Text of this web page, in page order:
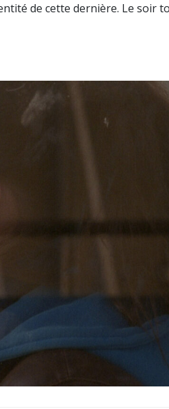
de cette dernière. Le soir